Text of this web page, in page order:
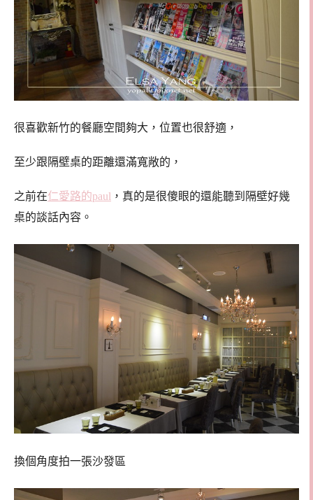
很喜歡新竹的餐廳空間夠大，位置也很舒適，
至少跟隔壁桌的距離還滿寬敞的，
之前在仁愛路的paul ，真的是很傻眼的還能聽到隔壁好幾
桌的談話內容。
換個角度拍一張沙發區